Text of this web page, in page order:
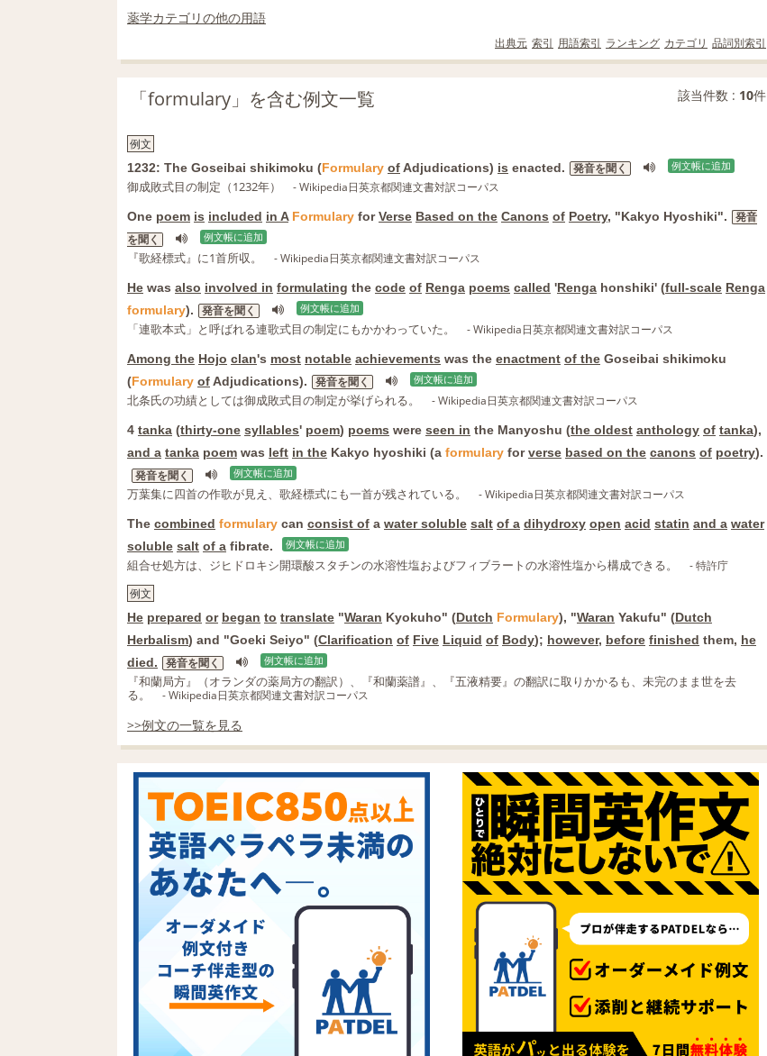
薬学カテゴリの他の用語
出典元 索引 用語索引 ランキング カテゴリ 品詞別索引
「formulary」を含む例文一覧 該当件数 : 10件
例文
1232: The Goseibai shikimoku (Formulary ofAdjudications) is enacted. 発音を聞く 例文帳に追加
御成敗式目の制定（1232年） - Wikipedia日英京都関連文書対訳コーパス
One poem is included in A Formulary forVerse Based on the Canons of Poetry, "Kakyo Hyoshiki".
発音
を聞く
例文帳に追加
『歌経標式』に1首所収。 - Wikipedia日英京都関連文書対訳コーパス
He was also involved in formulating the code of Renga poems called 'Renga honshiki' (full-scale Renga
formulary). 発音を聞く 例文帳に追加
「連歌本式」と呼ばれる連歌式目の制定にもかかわっていた。 - Wikipedia日英京都関連文書対訳コーパス
Among the Hojo clan's most notable achievements was the enactment of the Goseibai shikimoku
(Formulary ofAdjudications). 発音を聞く 例文帳に追加
北条氏の功績としては御成敗式目の制定が挙げられる。 - Wikipedia日英京都関連文書対訳コーパス
4 tanka (thirty-one syllables' poem) poems were seen in the Manyoshu (the oldest anthology of tanka),
and a tanka poem was left in the Kakyo hyoshiki (a formulary forverse based on the canons of poetry).
発音を聞く 例文帳に追加
万葉集に四首の作歌が見え、歌経標式にも一首が残されている。 - Wikipedia日英京都関連文書対訳コーパス
The combined formulary can consist of a water soluble salt of a dihydroxy open acid statin and a water
soluble salt of a fibrate. 例文帳に追加
組合せ処方は、ジヒドロキシ開環酸スタチンの水溶性塩およびフィブラートの水溶性塩から構成できる。
- 特許庁
例文
He prepared or began to translate "Waran Kyokuho" (Dutch Formulary), "Waran Yakufu" (Dutch
Herbalism) and "Goeki Seiyo" (Clarification of Five Liquid of Body); however, before finished them, he
died.
発音を聞く 例文帳に追加
『和蘭局方』（オランダの薬局方の翻訳）、『和蘭薬譜』、『五液精要』の翻訳に取りかかるも、未完のまま世を去
る。
- Wikipedia日英京都関連文書対訳コーパス
>>例文の一覧を見る